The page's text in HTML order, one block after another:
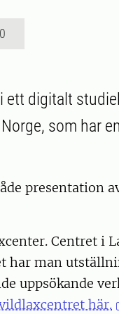
ett digitalt
som har
presentation
Centret i
har man
uppsökande
här.